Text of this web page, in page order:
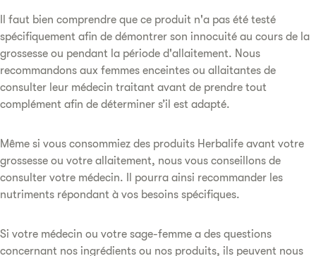
Il faut bien comprendre que ce produit n'a pas été testé
spécifiquement afin de démontrer son innocuité au cours de la
grossesse ou pendant la période d'allaitement. Nous
recommandons aux femmes enceintes ou allaitantes de
consulter leur médecin traitant avant de prendre tout
complément afin de déterminer s’il est adapté.
Même si vous consommiez des produits Herbalife avant votre
grossesse ou votre allaitement, nous vous conseillons de
consulter votre médecin. Il pourra ainsi recommander les
nutriments répondant à vos besoins spécifiques.
Si votre médecin ou votre sage-femme a des questions
concernant nos ingrédients ou nos produits, ils peuvent nous